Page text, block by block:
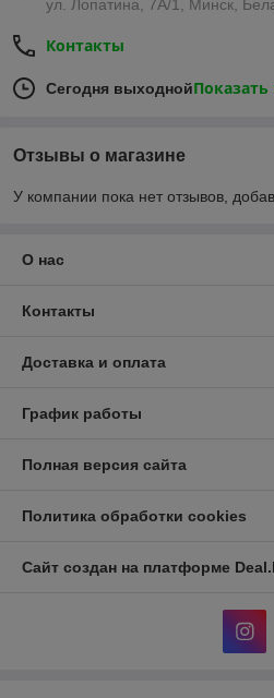
ул. Лопатина, 7А/1, Минск,
Контакты
Сегодня выходной
Отзывы о магазине
У компании пока нет отзывов,
О нас
Контакты
Доставка и оплата
График работы
Полная версия сайта
Политика обработки cookies
Сайт создан на платформе